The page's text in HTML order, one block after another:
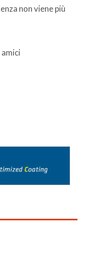
non viene più